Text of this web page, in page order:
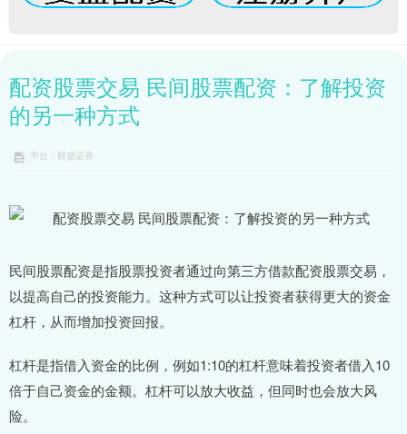
配资股票交易 民间股票配资：了解投资
的另一种方式
平台：财盛证券
民间股票配资是指股票投资者通过向第三方借款配资股票交易，
以提高自己的投资能力。这种方式可以让投资者获得更大的资金
杠杆，从而增加投资回报。
杠杆是指借入资金的比例，例如1:10的杠杆意味着投资者借入10
倍于自己资金的金额。杠杆可以放大收益，但同时也会放大风
险。